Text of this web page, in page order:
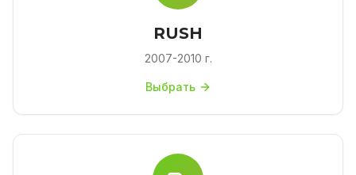
RUSH
2007-2010 г.
Выбрать